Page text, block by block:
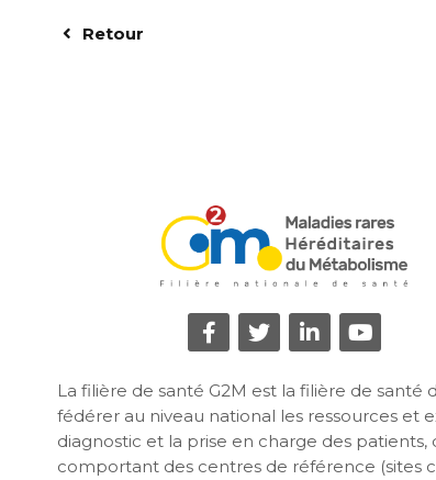
Retour
La filière de santé G2M est la filière de
fédérer au niveau national les ressources et
diagnostic et la prise en charge des patients,
comportant des centres de référence (sites